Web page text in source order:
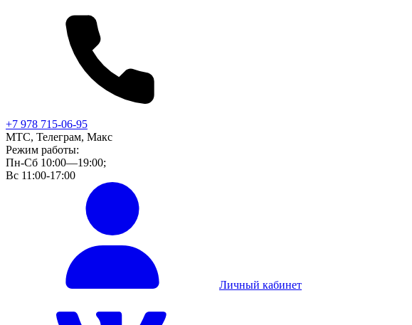
+7 978 715-06-95
МТС, Телеграм, Макс
Режим работы:
Пн-Сб 10:00—19:00;
Вс 11:00-17:00
Личный кабинет